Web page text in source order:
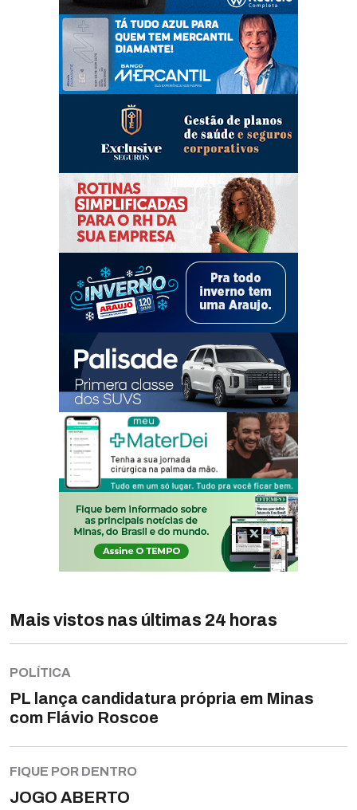
Mais vistos nas últimas 24 horas
POLÍTICA
PL lança candidatura própria em Minas
com Flávio Roscoe
FIQUE POR DENTRO
JOGO ABERTO